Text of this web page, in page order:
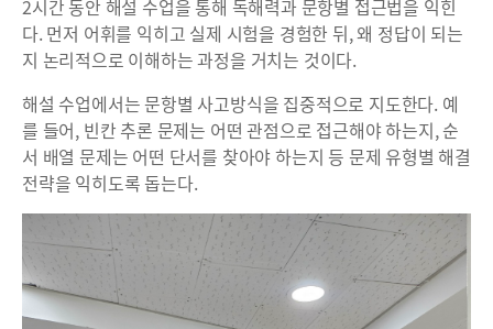
2시간 동안 해설 수업을 통해 독해력과 문항별 접근법을 익힌
다. 먼저 어휘를 익히고 실제 시험을 경험한 뒤, 왜 정답이 되는
지 논리적으로 이해하는 과정을 거치는 것이다.
해설 수업에서는 문항별 사고방식을 집중적으로 지도한다. 예
를 들어, 빈칸 추론 문제는 어떤 관점으로 접근해야 하는지, 순
서 배열 문제는 어떤 단서를 찾아야 하는지 등 문제 유형별 해결
전략을 익히도록 돕는다.